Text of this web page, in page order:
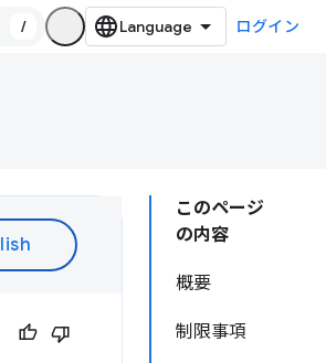
/ ログイン
このページ
の内容
概要
制限事項